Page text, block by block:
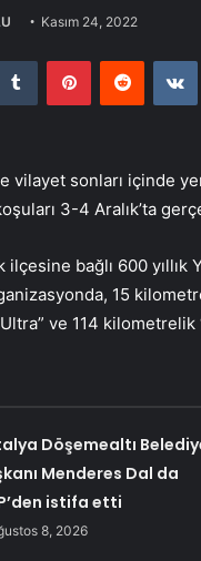
Kasım 24, 2022
Tumblr PinterestReddit
vilayet sonları içinde
3-4 Aralık’ta
ilçesine bağlı 600
15
ve 114 kilometrelik
Döşemealtı
Menderes Dal da
istifa etti
8, 2026